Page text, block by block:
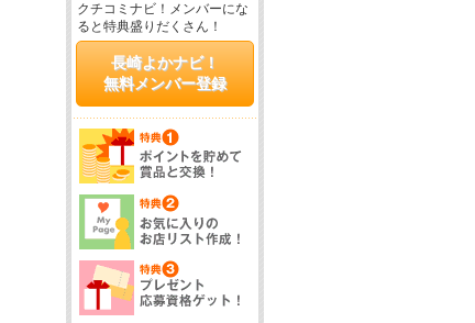
クチコミナビ！メンバーにな
ると特典盛りだくさん！
長崎よかナビ！
無料メンバー登録